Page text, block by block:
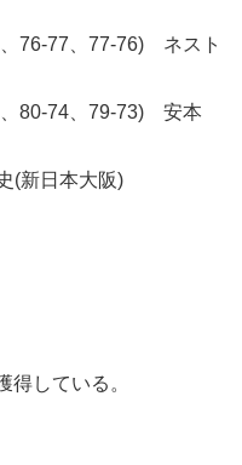
76-77、77-76) ネスト
80-74、79-73) 安本
新日本大阪)
得している。